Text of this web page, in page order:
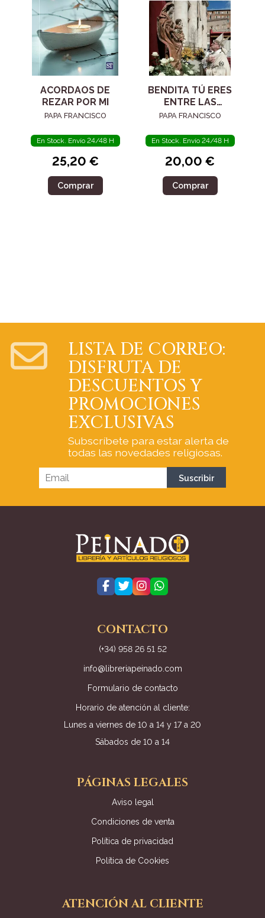
ACORDAOS DE
REZAR POR MI
PAPA FRANCISCO
En Stock. Envío 24/48 H
25,20 €
Comprar
BENDITA TÚ ERES
ENTRE LAS
MUJERES
PAPA FRANCISCO
En Stock. Envío 24/48 H
20,00 €
Comprar
LISTA DE CORREO:
DISFRUTA DE
DESCUENTOS Y
PROMOCIONES
EXCLUSIVAS
Subscríbete para estar alerta de
todas las novedades religiosas.
CONTACTO
(+34) 958 26 51 52
info@libreriapeinado.com
Formulario de contacto
Horario de atención al cliente:
Lunes a viernes de 10 a 14 y 17 a 20
Sábados de 10 a 14
PÁGINAS LEGALES
Aviso legal
Condiciones de venta
Política de privacidad
Política de Cookies
ATENCIÓN AL CLIENTE